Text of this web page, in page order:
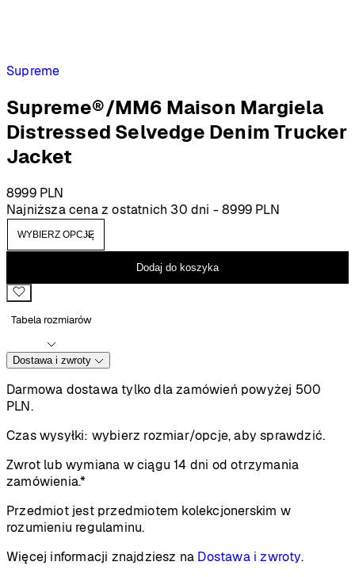
Supreme
Supreme®/MM6 Maison Margiela
Distressed Selvedge Denim Trucker
Jacket
8999 PLN
Najniższa cena z ostatnich 30 dni -8999 PLN
Dodaj do koszyka
Tabela rozmiarów
Dostawa i zwroty
Darmowa dostawa tylko dla zamówień powyżej 500
PLN.
Czas wysyłki: wybierz rozmiar/opcje, aby sprawdzić.
Zwrot lub wymiana w ciągu 14 dni od otrzymania
zamówienia.*
Przedmiot jest przedmiotem kolekcjonerskim w
rozumieniu regulaminu.
Więcej informacji znajdziesz na Dostawa i zwroty.